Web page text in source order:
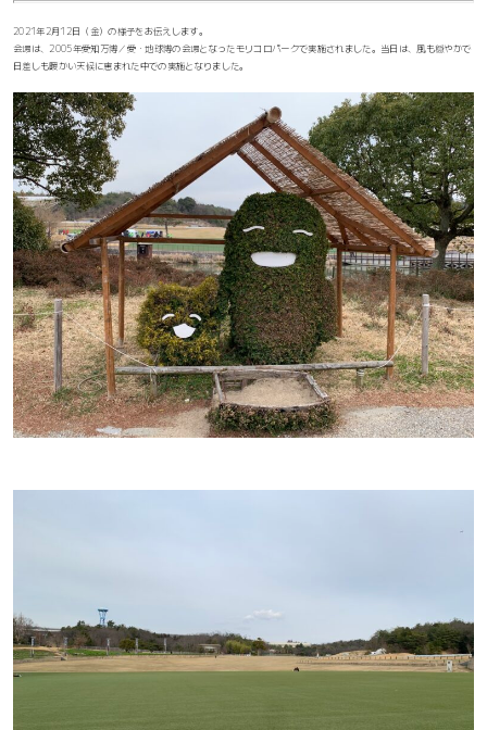
2021年2月12日（金）の様子をお伝えします。
会場は、2005年愛知万博／愛・地球博の会場となったモリコロパークで実施されました。当日は、風も穏やかで
日差しも暖かい天候に恵まれた中での実施となりました。